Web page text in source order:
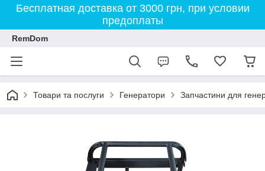
Бесплатная доставка от 3000 грн, при условии
предоплаты
RemDom
Товари та послуги Генератори Запчастини для